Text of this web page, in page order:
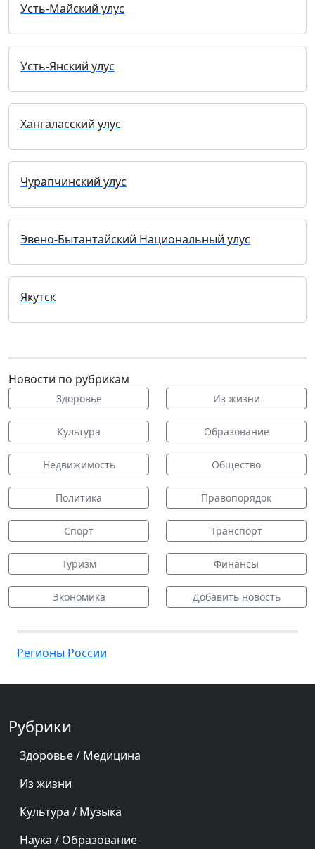
Усть-Майский улус
Усть-Янский улус
Хангаласский улус
Чурапчинский улус
Эвено-Бытантайский Национальный улус
Якутск
Новости по рубрикам
Здоровье Из жизни
Культура Образование
Недвижимость Общество
Политика Правопорядок
Спорт Транспорт
Туризм Финансы
Экономика Добавить новость
Регионы России
Рубрики
Здоровье / Медицина
Из жизни
Культура / Музыка
Наука / Образование